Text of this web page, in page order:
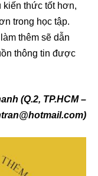
kiến thức tốt hơn,
trong học tập.
thêm sẽ dẫn
thông tin được
(Q.2, TP.HCM –